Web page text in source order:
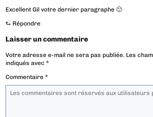
Excellent Gil votre dernier paragraphe 🙂
⮑ Répondre
Laisser un commentaire
Votre adresse e-mail ne sera pas publiée. Les
indiqués avec*
Commentaire*